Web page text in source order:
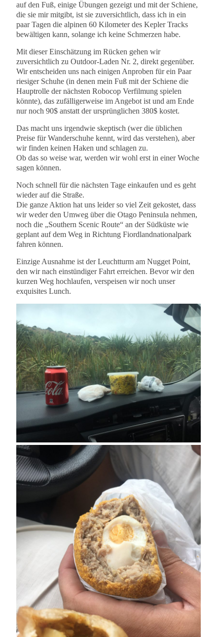
auf den Fuß, einige Übungen gezeigt und mit der Schiene,
die sie mir mitgibt, ist sie zuversichtlich, dass ich in ein
paar Tagen die alpinen 60 Kilometer des Kepler Tracks
bewältigen kann, solange ich keine Schmerzen habe.
Mit dieser Einschätzung im Rücken gehen wir
zuversichtlich zu Outdoor-Laden Nr. 2, direkt gegenüber.
Wir entscheiden uns nach einigen Anproben für ein Paar
riesiger Schuhe (in denen mein Fuß mit der Schiene die
Hauptrolle der nächsten Robocop Verfilmung spielen
könnte), das zufälligerweise im Angebot ist und am Ende
nur noch 90$ anstatt der ursprünglichen 380$ kostet.
Das macht uns irgendwie skeptisch (wer die üblichen
Preise für Wanderschuhe kennt, wird das verstehen), aber
wir finden keinen Haken und schlagen zu.
Ob das so weise war, werden wir wohl erst in einer Woche
sagen können.
Noch schnell für die nächsten Tage einkaufen und es geht
wieder auf die Straße.
Die ganze Aktion hat uns leider so viel Zeit gekostet, dass
wir weder den Umweg über die Otago Peninsula nehmen,
noch die „Southern Scenic Route“ an der Südküste wie
geplant auf dem Weg in Richtung Fiordlandnationalpark
fahren können.
Einzige Ausnahme ist der Leuchtturm am Nugget Point,
den wir nach einstündiger Fahrt erreichen. Bevor wir den
kurzen Weg hochlaufen, verspeisen wir noch unser
exquisites Lunch.